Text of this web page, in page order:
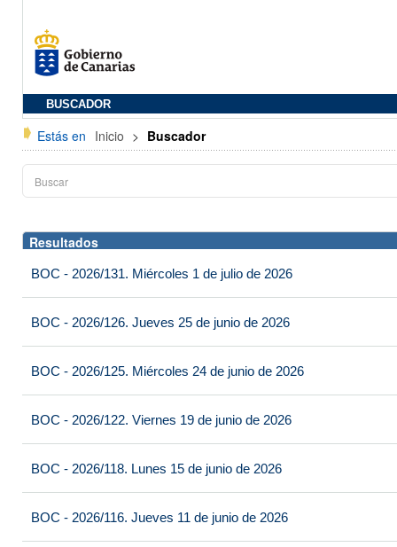
BUSCADOR
Estás en Inicio > Buscador
Resultados
BOC - 2026/131. Miércoles 1 de julio de 2026
BOC - 2026/126. Jueves 25 de junio de 2026
BOC - 2026/125. Miércoles 24 de junio de 2026
BOC - 2026/122. Viernes 19 de junio de 2026
BOC - 2026/118. Lunes 15 de junio de 2026
BOC - 2026/116. Jueves 11 de junio de 2026